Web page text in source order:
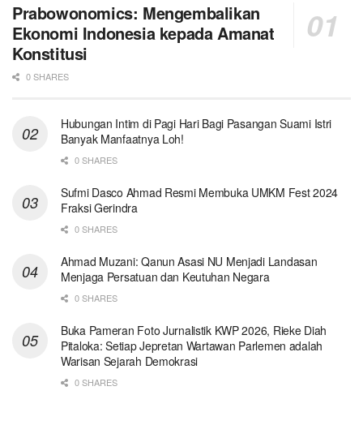
Prabowonomics: Mengembalikan
Ekonomi Indonesia kepada Amanat
Konstitusi
0 SHARES
Hubungan Intim di Pagi Hari Bagi Pasangan Suami Istri
Banyak Manfaatnya Loh!
0 SHARES
Sufmi Dasco Ahmad Resmi Membuka UMKM Fest 2024
Fraksi Gerindra
0 SHARES
Ahmad Muzani: Qanun Asasi NU Menjadi Landasan
Menjaga Persatuan dan Keutuhan Negara
0 SHARES
Buka Pameran Foto Jurnalistik KWP 2026, Rieke Diah
Pitaloka: Setiap Jepretan Wartawan Parlemen adalah
Warisan Sejarah Demokrasi
0 SHARES